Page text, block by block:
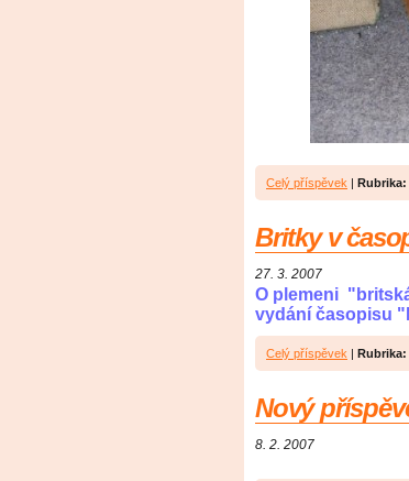
Celý příspěvek | Rubrika:
Britky v
27. 3. 2007
O plemeni
vydání časopisu
Celý příspěvek | Rubrika:
Nový
8. 2. 2007